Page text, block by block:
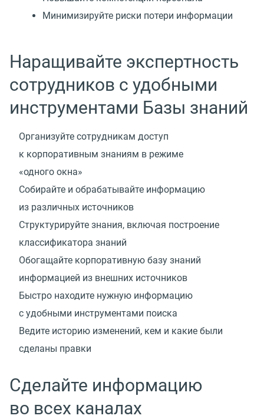
Минимизируйте риски потери информации
Наращивайте экспертность
сотрудников с удобными
инструментами Базы знаний
Организуйте сотрудникам доступ
к корпоративным знаниям в режиме
«одного окна»
Собирайте и обрабатывайте информацию
из различных источников
Структурируйте знания, включая построение
классификатора знаний
Обогащайте корпоративную базу знаний
информацией из внешних источников
Быстро находите нужную информацию
с удобными инструментами поиска
Ведите историю изменений, кем и какие были
сделаны правки
Сделайте информацию
во всех каналах